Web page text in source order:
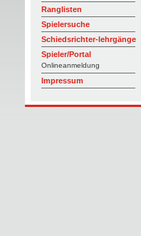
Ranglisten
Spielersuche
Schiedsrichter-lehrgänge
Spieler/Portal
Onlineanmeldung
Impressum